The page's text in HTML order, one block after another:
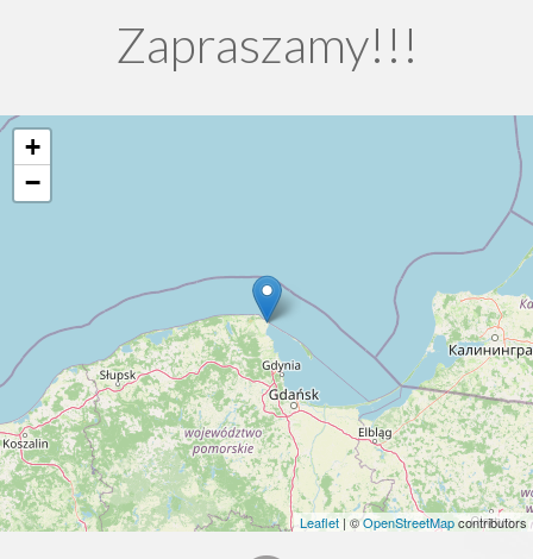
Zapraszamy!!!
+
−
Leaflet | ©OpenStreetMapcontributors